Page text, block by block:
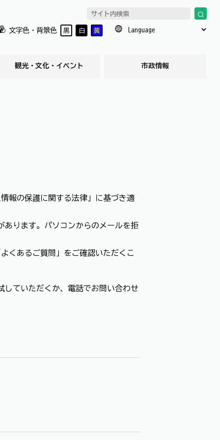
文字色・背景色 黒 白 黄
観光・文化・イベント 市政情報
報の保護に関する法律」に基づき適
あります。パソコンからのメールを拒
くあるご質問」をご確認いただくこ
ていただくか、電話でお問い合わせ